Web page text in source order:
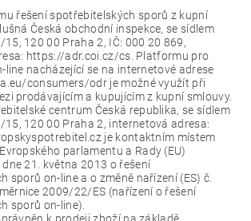
řešení spotřebitelských sporů z kupní
Česká obchodní inspekce, se sídlem
120 00 Praha 2, IČ: 000 20 869,
https://adr.coi.cz/cs. Platformu pro
line nacházející se na internetové adrese
consumers/odr je možné využít při
prodávajícím a kupujícím z kupní smlouvy.
centrum Česká republika, se sídlem
120 00 Praha 2, internetová adresa:
je kontaktním místem
parlamentu a Rady (EU)
21. května 2013 o řešení
sporů on-line a o změně nařízení (ES) č.
2009/22/ES (nařízení o řešení
sporů on-line).